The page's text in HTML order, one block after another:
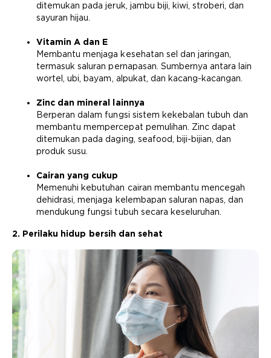
ditemukan pada jeruk, jambu biji, kiwi, stroberi, dan
sayuran hijau.
Vitamin A dan E
Membantu menjaga kesehatan sel dan jaringan,
termasuk saluran pernapasan. Sumbernya antara lain
wortel, ubi, bayam, alpukat, dan kacang-kacangan.
Zinc dan mineral lainnya
Berperan dalam fungsi sistem kekebalan tubuh dan
membantu mempercepat pemulihan. Zinc dapat
ditemukan pada daging, seafood, biji-bijian, dan
produk susu.
Cairan yang cukup
Memenuhi kebutuhan cairan membantu mencegah
dehidrasi, menjaga kelembapan saluran napas, dan
mendukung fungsi tubuh secara keseluruhan.
2. Perilaku hidup bersih dan sehat